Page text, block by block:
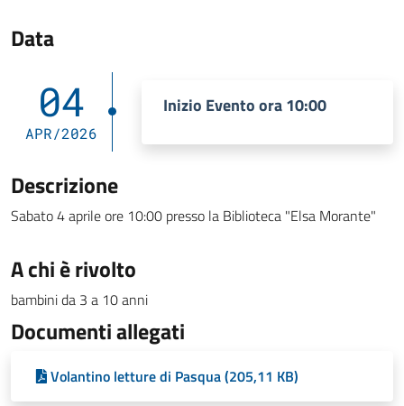
Data
04
APR/2026
Inizio Evento ora 10:00
Descrizione
Sabato 4 aprile ore 10:00 presso la Biblioteca "Elsa Morante"
A chi è rivolto
bambini da 3 a 10 anni
Documenti allegati
Volantino letture di Pasqua (205,11 KB)